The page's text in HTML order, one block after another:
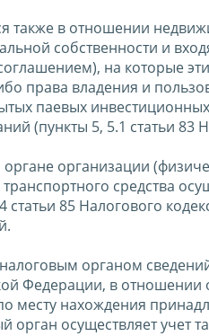
также в отношении
собственности и
на которые
права владения и
паевых
(пункты 5, 5.1 статьи 83
органе организации
средства
статьи 85 Налогового
органом
Федерации, в
месту нахождения
орган осуществляет учет